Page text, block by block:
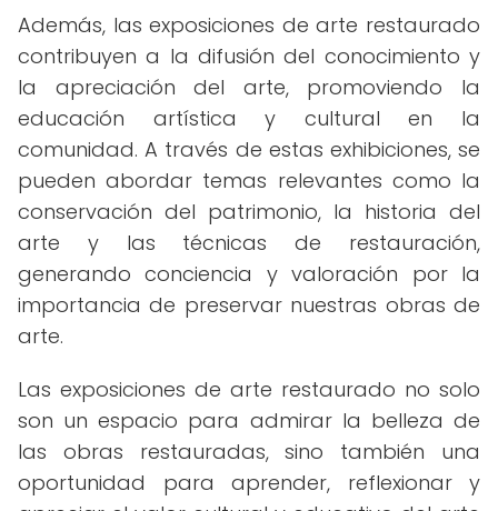
Además, las exposiciones de arte restaurado
contribuyen a la difusión del conocimiento y
la apreciación del arte, promoviendo la
educación artística y cultural en la
comunidad. A través de estas exhibiciones, se
pueden abordar temas relevantes como la
conservación del patrimonio, la historia del
arte y las técnicas de restauración,
generando conciencia y valoración por la
importancia de preservar nuestras obras de
arte.
Las exposiciones de arte restaurado no solo
son un espacio para admirar la belleza de
las obras restauradas, sino también una
oportunidad para aprender, reflexionar y